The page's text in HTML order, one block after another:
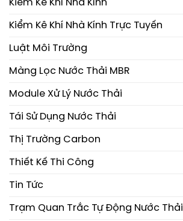
Kiểm Kê Khí Nhà Kính
Kiểm Kê Khí Nhà Kính Trực Tuyến
Luật Môi Trường
Màng Lọc Nước Thải MBR
Module Xử Lý Nước Thải
Tái Sử Dụng Nước Thải
Thị Trường Carbon
Thiết Kế Thi Công
Tin Tức
Trạm Quan Trắc Tự Động Nước Thải